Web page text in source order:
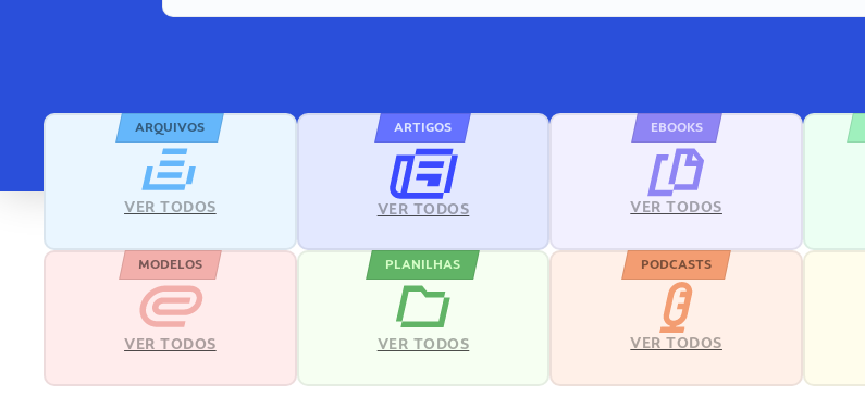
ARQUIVOS
VER TODOS
ARTIGOS
VER TODOS
EBOOKS
VER TODOS
MODELOS
VER TODOS
PLANILHAS
VER TODOS
PODCASTS
VER TODOS